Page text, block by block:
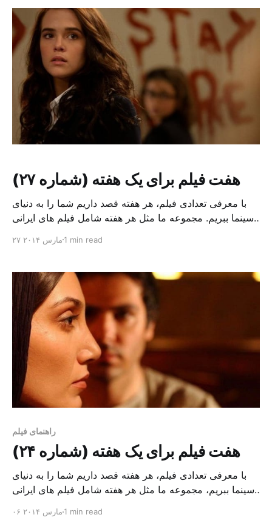
هفت فیلم برای یک هفته (شماره ۲۷)
با معرفی تعدادی فیلم، هر هفته قصد داریم شما را به دنیای
سینما ببریم. مجموعه ما مثل هر هفته شامل فیلم های ایرانی
“طبقه حساس”، فیلمی کمدی درباره مردی متعصب و مذهبی
شوهرهای [&he
۲۷ مارس ۲۰۱۴ 1 min read
راهنمای فیلم
هفت فیلم برای یک هفته (شماره ۲۴)
با معرفی تعدادی فیلم، هر هفته قصد داریم شما را به دنیای
سینما ببریم، مجموعه ما مثل هر هفته شامل فیلم های ایرانی
«بیتابی بیتا»، اثری از«مهرداد فرید»، با مضمون دختران
۰۶ مارس ۲۰۱۴ 1 min read